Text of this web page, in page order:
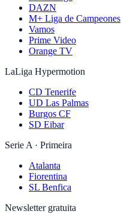
DAZN
M+ Liga de Campeones
Vamos
Prime Video
Orange TV
LaLiga Hypermotion
CD Tenerife
UD Las Palmas
Burgos CF
SD Eibar
Serie A · Primeira
Atalanta
Fiorentina
SL Benfica
Newsletter gratuita